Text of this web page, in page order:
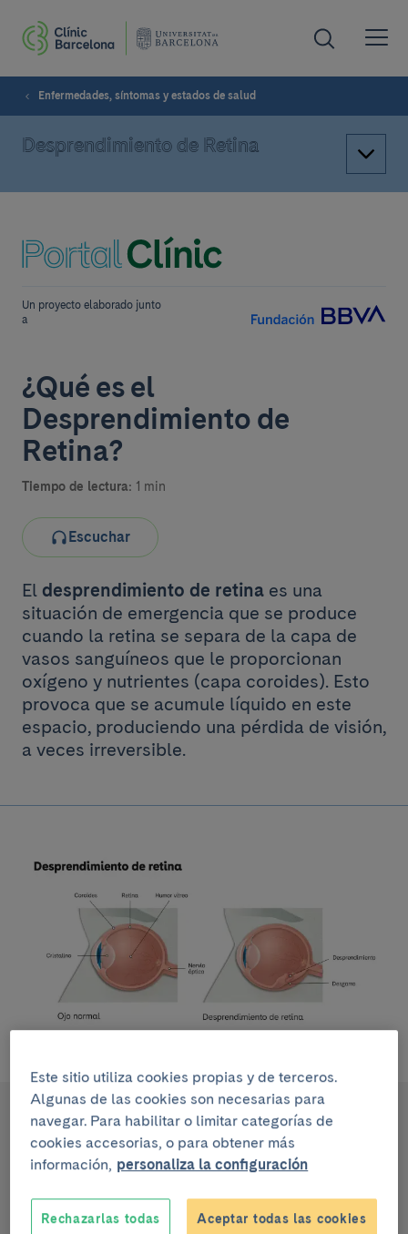
Enfermedades, síntomas y estados de salud
Desprendimiento de Retina
Un proyecto elaborado junto
a
¿Qué es el
Desprendimiento de
Retina?
Tiempo de lectura: 1 min
Escuchar
El desprendimiento de retina es una
situación de emergencia que se produce
cuando la retina se separa de la capa de
vasos sanguíneos que le proporcionan
oxígeno y nutrientes (capa coroides). Esto
provoca que se acumule líquido en este
espacio, produciendo una pérdida de visión,
a veces irreversible.
La retina es una capa fina y muy delicada compuesta
de tejido nervioso sensible a la luz y situada en la
parte posterior del ojo. Las imágenes que atraviesan
el cristalino del ojo se enfocan en la retina, que las
cerebro a través del nervio óptico.
Este sitio utiliza cookies propias y de terceros.
Algunas de las cookies son necesarias para
navegar. Para habilitar o limitar categorías de
cookies accesorias, o para obtener más
información, personaliza la configuración
Rechazarlas todas Aceptar todas las cookies